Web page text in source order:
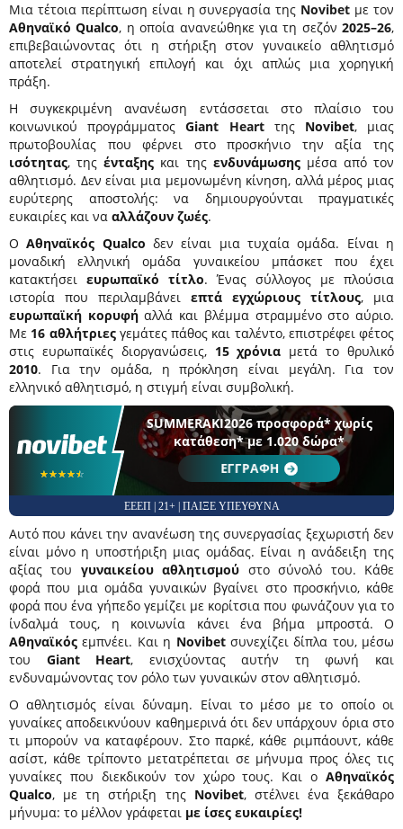
Μια τέτοια περίπτωση είναι η συνεργασία της Novibet με τον
Αθηναϊκό Qualco, η οποία ανανεώθηκε για τη σεζόν 2025–26,
επιβεβαιώνοντας ότι η στήριξη στον γυναικείο αθλητισμό
αποτελεί στρατηγική επιλογή και όχι απλώς μια χορηγική
πράξη.
Η συγκεκριμένη ανανέωση εντάσσεται στο πλαίσιο του
κοινωνικού προγράμματοςGiant Heart της Novibet, μιας
πρωτοβουλίας που φέρνει στο προσκήνιο την αξία της
ισότητας, τηςένταξης και της ενδυνάμωσηςμέσα από τον
αθλητισμό. Δεν είναι μια μεμονωμένη κίνηση, αλλά μέρος μιας
ευρύτερης αποστολής: να δημιουργούνται πραγματικές
ευκαιρίες και να αλλάζουν ζωές.
ΟΑθηναϊκός Qualcoδεν είναι μια τυχαία ομάδα. Είναι η
μοναδική ελληνική ομάδα γυναικείου μπάσκετ που έχει
κατακτήσει ευρωπαϊκό τίτλο. Ένας σύλλογος με πλούσια
ιστορία που περιλαμβάνει επτά εγχώριους τίτλους, μια
ευρωπαϊκή κορυφήαλλά και βλέμμα στραμμένο στο αύριο.
Με 16 αθλήτριεςγεμάτες πάθος και ταλέντο, επιστρέφει φέτος
στις ευρωπαϊκές διοργανώσεις, 15 χρόνια μετά το θρυλικό
2010. Για την ομάδα, η πρόκληση είναι μεγάλη. Για τον
ελληνικό αθλητισμό, η στιγμή είναι συμβολική.
☆☆☆☆☆
★★★★★
SUMMERAKI2026 προσφορά* χωρίς
κατάθεση* με 1.020 δώρα*
ΕΓΓΡΑΦΗ
ΕΕΕΠ | 21+ | ΠΑΙΞΕ ΥΠΕΥΘΥΝΑ
Αυτό που κάνει την ανανέωση της συνεργασίας ξεχωριστή δεν
είναι μόνο η υποστήριξη μιας ομάδας. Είναι η ανάδειξη της
αξίας του γυναικείου αθλητισμού στο σύνολό του. Κάθε
φορά που μια ομάδα γυναικών βγαίνει στο προσκήνιο, κάθε
φορά που ένα γήπεδο γεμίζει με κορίτσια που φωνάζουν για το
ίνδαλμά τους, η κοινωνία κάνει ένα βήμα μπροστά. Ο
Αθηναϊκόςεμπνέει. Και η Novibetσυνεχίζει δίπλα του, μέσω
του Giant Heart, ενισχύοντας αυτήν τη φωνή και
ενδυναμώνοντας τον ρόλο των γυναικών στον αθλητισμό.
Ο αθλητισμός είναι δύναμη. Είναι το μέσο με το οποίο οι
γυναίκες αποδεικνύουν καθημερινά ότι δεν υπάρχουν όρια στο
τι μπορούν να καταφέρουν. Στο παρκέ, κάθε ριμπάουντ, κάθε
ασίστ, κάθε τρίποντο μετατρέπεται σε μήνυμα προς όλες τις
γυναίκες που διεκδικούν τον χώρο τους. Και ο Αθηναϊκός
Qualco, με τη στήριξη της Novibet, στέλνει ένα ξεκάθαρο
μήνυμα: το μέλλον γράφεται με ίσες ευκαιρίες!